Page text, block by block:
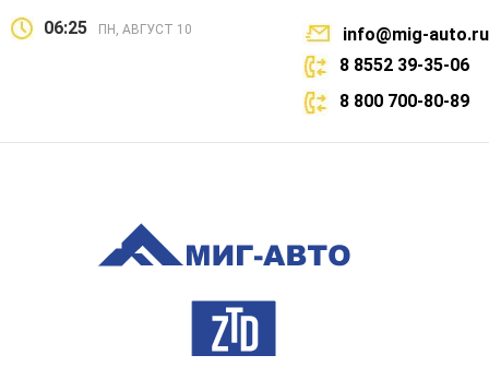
06:25 ПН, АВГУСТ 10
info@mig-auto.ru
8 8552 39-35-06
8 800 700-80-89